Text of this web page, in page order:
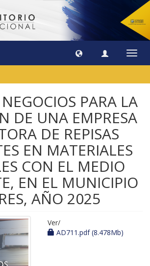
PARA LA
DE UNA EMPRESA
DE REPISAS
EN MATERIALES
CON EL MEDIO
EN EL MUNICIPIO
AÑO 2025
Ver/
AD711.pdf (8.478Mb)